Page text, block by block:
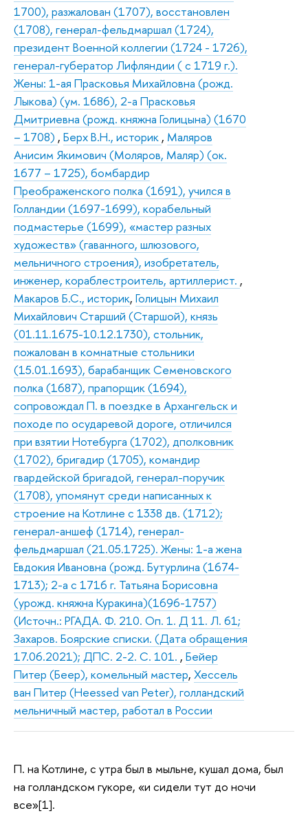
1700), разжалован (1707), восстановлен
(1708), генерал-фельдмаршал (1724),
президент Военной коллегии (1724 - 1726),
генерал-губератор Лифляндии ( с 1719 г.).
Жены: 1-ая Прасковья Михайловна (рожд.
Лыкова) (ум. 1686), 2-а Прасковья
Дмитриевна (рожд. княжна Голицына) (1670
– 1708) , Берх В.Н., историк , Маляров
Анисим Якимович (Моляров, Маляр) (ок.
1677 – 1725), бомбардир
Преображенского полка (1691), учился в
Голландии (1697-1699), корабельный
подмастерье (1699), «мастер разных
художеств» (гаванного, шлюзового,
мельничного строения), изобретатель,
инженер, кораблестроитель, артиллерист. ,
Макаров Б.С., историк, Голицын Михаил
Михайлович Старший (Старшой), князь
(01.11.1675-10.12.1730), стольник,
пожалован в комнатные стольники
(15.01.1693), барабанщик Семеновского
полка (1687), прапорщик (1694),
сопровождал П. в поездке в Архангельск и
походе по осударевой дороге, отличился
при взятии Нотебурга (1702), дполковник
(1702), бригадир (1705), командир
гвардейской бригадой, генерал-поручик
(1708), упомянут среди написанных к
строение на Котлине с 1338 дв. (1712);
генерал-аншеф (1714), генерал-
фельдмаршал (21.05.1725). Жены: 1-а жена
Евдокия Ивановна (рожд. Бутурлина (1674-
1713); 2-а с 1716 г. Татьяна Борисовна
(урожд. княжна Куракина)(1696-1757)
(Источн.: РГАДА. Ф. 210. Оп. 1. Д 11. Л. 61;
Захаров. Боярские списки. (Дата обращения
17.06.2021); ДПС. 2-2. С. 101. , Бейер
Питер (Беер), комельный мастер, Хессель
ван Питер (Heessed van Peter), голландский
мельничный мастер, работал в России
П. на Котлине, с утра был в мыльне, кушал дома, был
на голландском гукоре, «и сидели тут до ночи
все»[1].